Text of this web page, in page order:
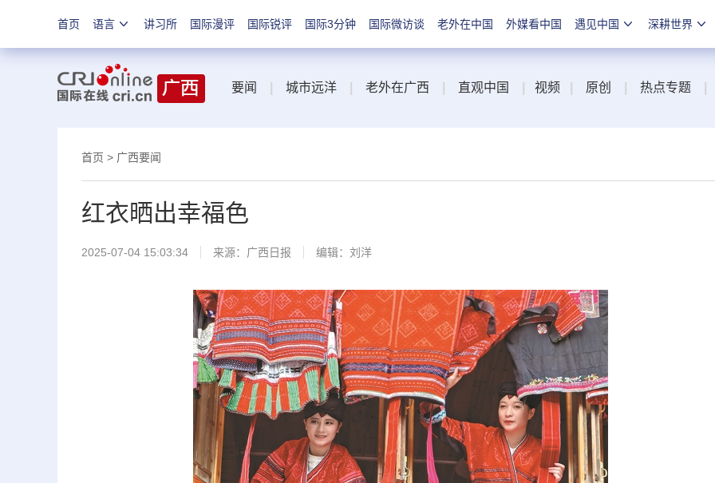
首页 语言 讲习所 国际漫评 国际锐评 国际3分钟 国际微访谈 老外在中国 外媒看中国 遇见中国 深耕世界
要闻 城市远洋 老外在广西 直观中国 视频 原创 热点专题
首页 > 广西要闻
红衣晒出幸福色
2025-07-04 15:03:34 来源： 广西日报 编辑：刘洋